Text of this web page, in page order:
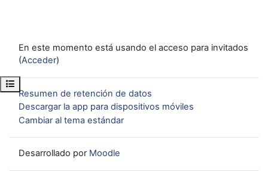
Abrir índice del curso
En este momento está usando el acceso para invitados
(Acceder)
Resumen de retención de datos
Descargar la app para dispositivos móviles
Cambiar al tema estándar
Desarrollado por Moodle